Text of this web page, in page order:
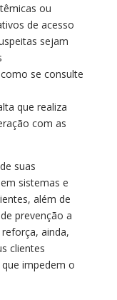
ou
de acesso
sejam
se consulte
que realiza
com as
suas
sistemas e
além de
prevenção a
ainda,
clientes
impedem o